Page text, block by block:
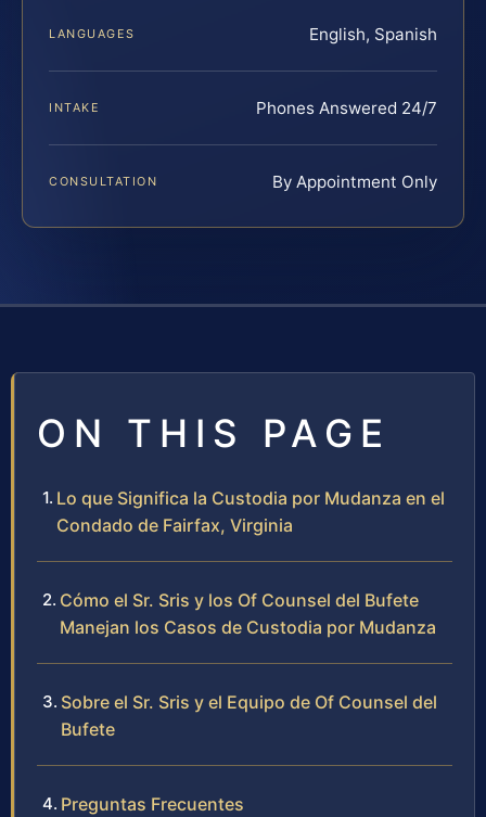
LANGUAGES English, Spanish
INTAKE Phones Answered 24/7
CONSULTATION By Appointment Only
ON THIS PAGE
Lo que Significa la Custodia por Mudanza en el
Condado de Fairfax, Virginia
Cómo el Sr. Sris y los Of Counsel del Bufete
Manejan los Casos de Custodia por Mudanza
Sobre el Sr. Sris y el Equipo de Of Counsel del
Bufete
Preguntas Frecuentes